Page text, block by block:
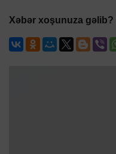
Xəbər xoşunuza gəlib?